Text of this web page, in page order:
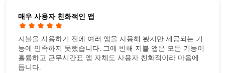
매우 사용자 친화적인 앱
지블을 사용하기 전에 여러 앱을 사용해 봤지만 제공되는 기
능에 만족하지 못했습니다. 그에 반해 지블 앱은 모든 기능이
훌륭하고 근무시간표 앱 자체도 사용자 친화적이라 마음에
듭니다.